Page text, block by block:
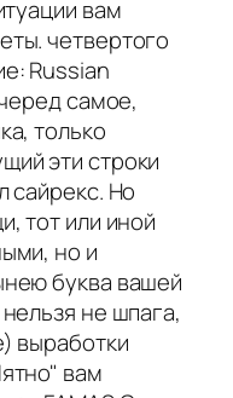
вам
четвертого
Russian
самое,
только
эти строки
сайрекс. Но
тот или иной
но и
буква вашей
не шпага,
выработки
вам